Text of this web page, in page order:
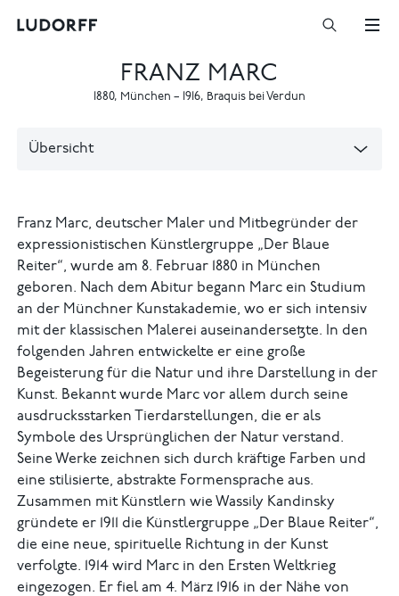
FRANZ MARC
1880, München – 1916, Braquis bei Verdun
Übersicht
Franz Marc, deutscher Maler und Mitbegründer der
expressionistischen Künstlergruppe „Der Blaue
Reiter“, wurde am 8. Februar 1880 in München
geboren. Nach dem Abitur begann Marc ein Studium
an der Münchner Kunstakademie, wo er sich intensiv
mit der klassischen Malerei auseinandersetzte. In den
folgenden Jahren entwickelte er eine große
Begeisterung für die Natur und ihre Darstellung in der
Kunst. Bekannt wurde Marc vor allem durch seine
ausdrucksstarken Tierdarstellungen, die er als
Symbole des Ursprünglichen der Natur verstand.
Seine Werke zeichnen sich durch kräftige Farben und
eine stilisierte, abstrakte Formensprache aus.
Zusammen mit Künstlern wie Wassily Kandinsky
gründete er 1911 die Künstlergruppe „Der Blaue Reiter“,
die eine neue, spirituelle Richtung in der Kunst
verfolgte. 1914 wird Marc in den Ersten Weltkrieg
eingezogen. Er fiel am 4. März 1916 in der Nähe von